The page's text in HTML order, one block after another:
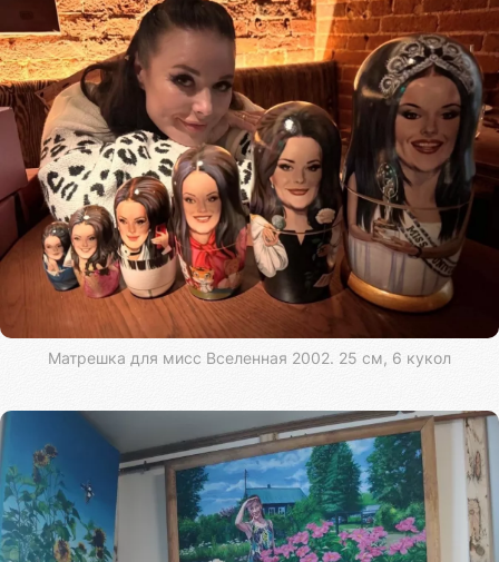
Матрешка для мисс Вселенная 2002. 25 см, 6 кукол